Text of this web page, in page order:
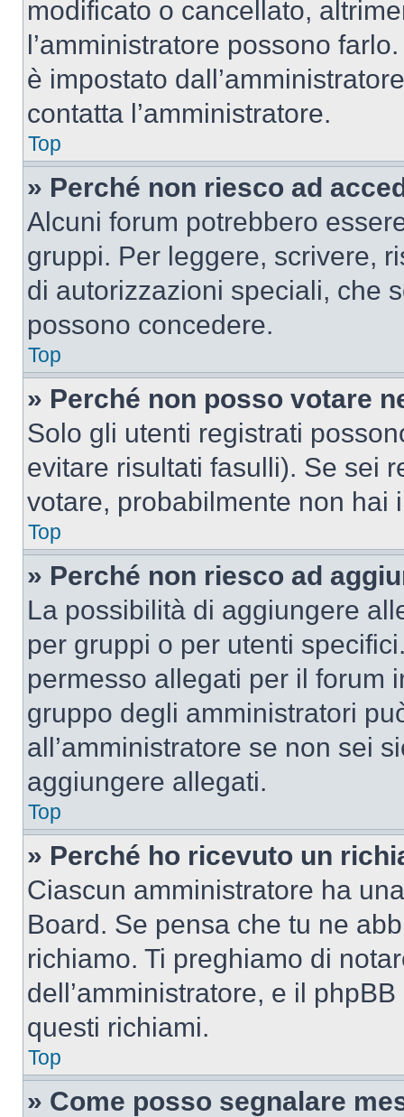
modificato o cancellato,
l’amministratore possono
è impostato
contatta l’amministratore.
Top
» Perché non riesco ad
Alcuni forum potrebbero
gruppi. Per leggere, scrivere,
di autorizzazioni speciali, che
possono concedere.
Top
» Perché non posso votare
Solo gli utenti registrati
evitare risultati fasulli). Se sei
votare, probabilmente non hai
Top
» Perché non riesco ad
La possibilità di aggiungere
per gruppi o per utenti
permesso allegati per il forum
gruppo degli amministratori
all’amministratore se non sei
aggiungere allegati.
Top
» Perché ho ricevuto un
Ciascun amministratore ha
Board. Se pensa che tu ne
richiamo. Ti preghiamo di
dell’amministratore, e il
questi richiami.
Top
» Come posso segnalare